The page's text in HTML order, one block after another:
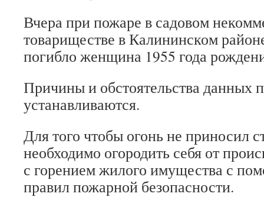
Вчера при пожаре в садовом
товариществе в Калининском
погибло женщина 1955 года
Причины и обстоятельства данных
устанавливаются.
Для того чтобы огонь не приносил
необходимо огородить себя от
с горением жилого имущества с
правил пожарной безопасности.